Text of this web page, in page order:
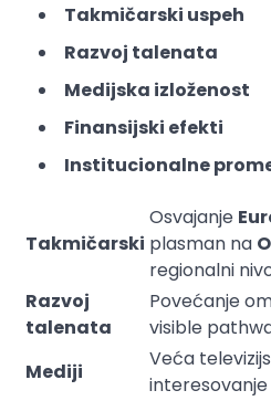
Takmičarski uspeh
Razvoj talenata
Medijska izloženost
Finansijski efekti
Institucionalne
Takmičarski
Osvajanje
plasman na
regionalni
Razvoj
talenata
Povećanje
visible
Mediji
Veća